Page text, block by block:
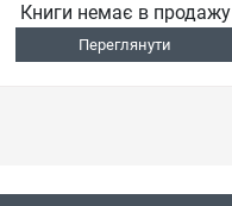
Книги немає в продажу
Переглянути